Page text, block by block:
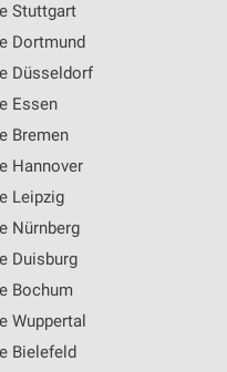
Stuttgart
Dortmund
Düsseldorf
Essen
Bremen
Hannover
Leipzig
Nürnberg
Duisburg
Bochum
Wuppertal
Bielefeld